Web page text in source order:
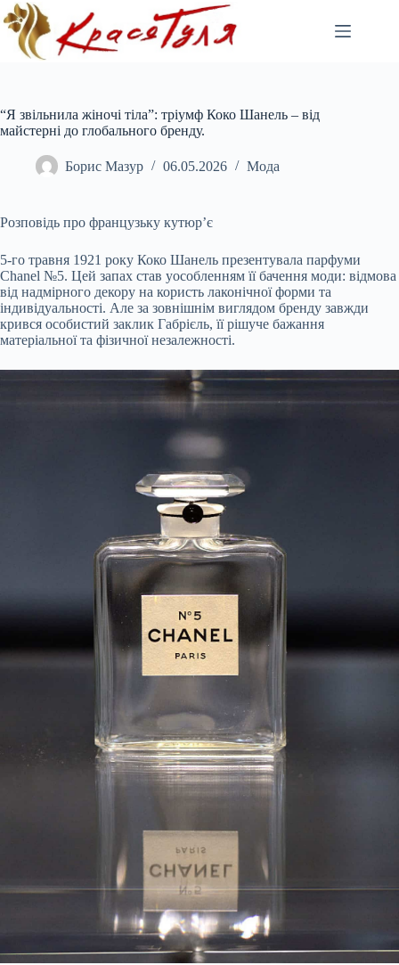
Перейти
до
вмісту
“Я звільнила жіночі тіла”: тріумф Коко Шанель – від
майстерні до глобального бренду.
Борис Мазур 06.05.2026 Мода
Розповідь про французьку кутюр’є
5-го травня 1921 року Коко Шанель презентувала парфуми
Chanel №5. Цей запах став уособленням її бачення моди: відмова
від надмірного декору на користь лаконічної форми та
індивідуальності. Але за зовнішнім виглядом бренду завжди
крився особистий заклик Габрієль, її рішуче бажання
матеріальної та фізичної незалежності.